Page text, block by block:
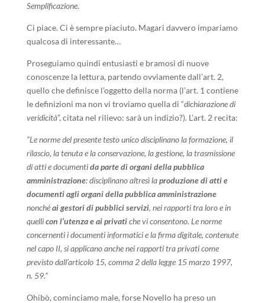
Semplificazione.
Ci piace. Ci è sempre piaciuto. Magari davvero impariamo
qualcosa di interessante…
Proseguiamo quindi entusiasti e bramosi di nuove
conoscenze la lettura, partendo ovviamente dall’art. 2,
quello che definisce l’oggetto della norma (l’art. 1 contiene
le definizioni ma non vi troviamo quella di “dichiarazione di
veridicità”, citata nel rilievo: sarà un indizio?). L’art. 2 recita:
“Le norme del presente testo unico disciplinano la formazione, il
rilascio, la tenuta e la conservazione, la gestione, la trasmissione
di atti e documentida parte di organi della pubblica
amministrazione: disciplinano altresì laproduzione di atti e
documenti agli organi della pubblica amministrazione
nonchéai gestori di pubblici servizi, nei rapporti tra loro e in
quellicon l’utenza e ai privatiche vi consentono. Le norme
concernenti i documenti informatici e la firma digitale, contenute
nel capo II, si applicano anche nei rapporti tra privati come
previsto dall’articolo 15, comma 2 della legge 15 marzo 1997,
n. 59.”
Ohibò, cominciamo male, forse Novello ha preso un